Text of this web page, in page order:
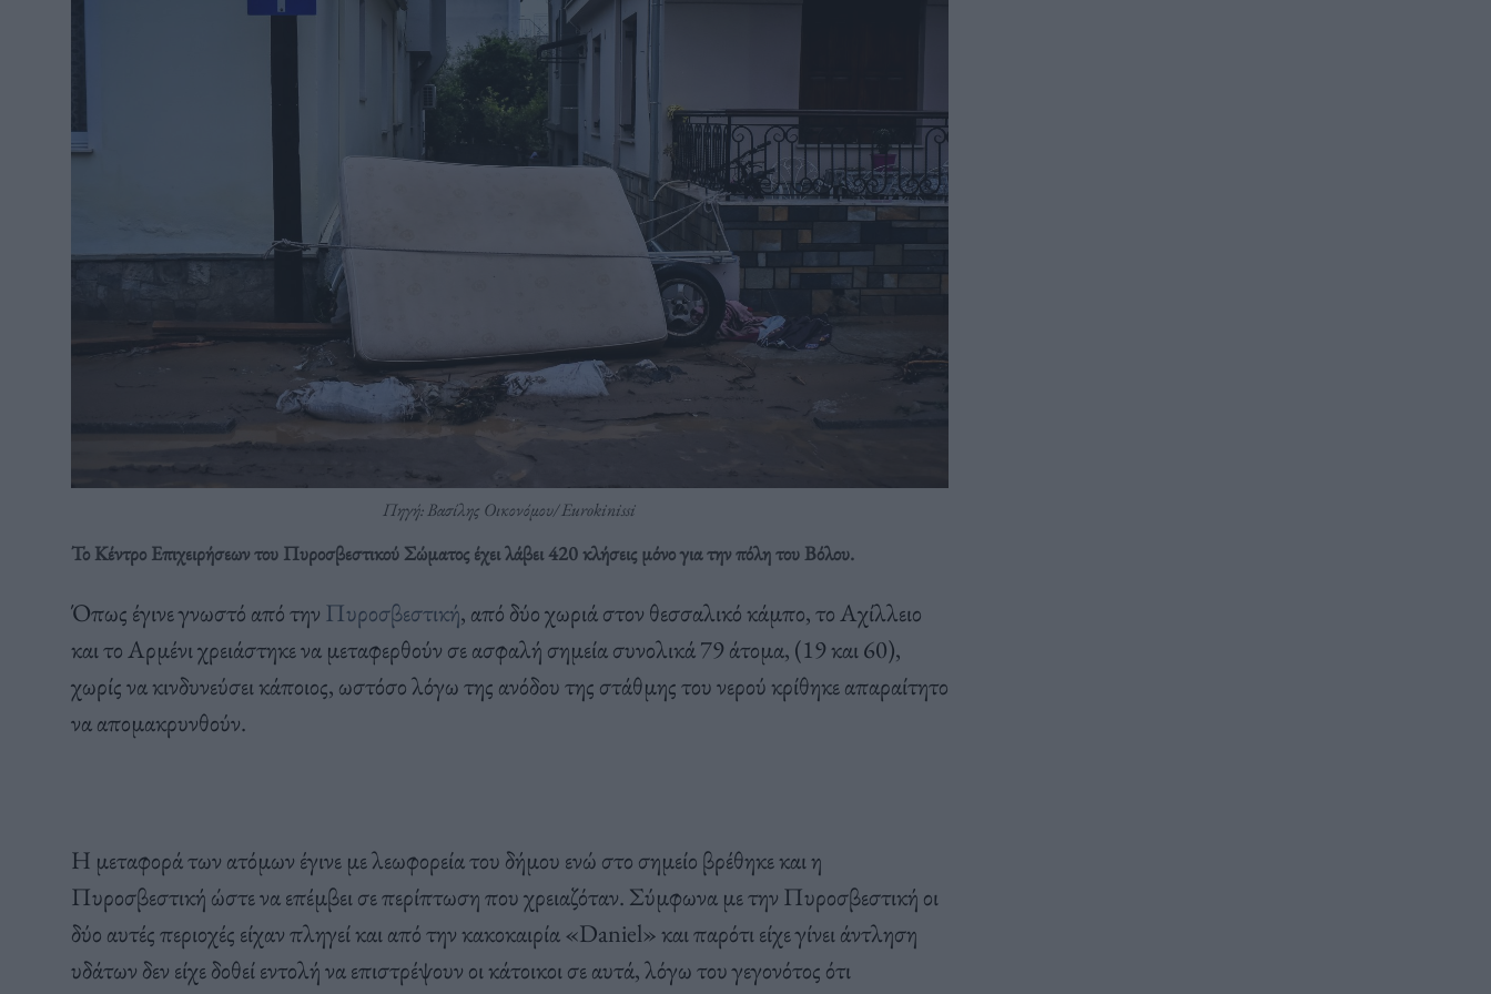
Πηγή: Βασίλης Οικονόμου/ Eurokinissi
Το Κέντρο Επιχειρήσεων του Πυροσβεστικού Σώματος έχει λάβει 420 κλήσεις μόνο για την πόλη του Βόλου.
Όπως έγινε γνωστό από την Πυροσβεστική, από δύο χωριά στον θεσσαλικό κάμπο, το Αχίλλειο
και το Αρμένι χρειάστηκε να μεταφερθούν σε ασφαλή σημεία συνολικά 79 άτομα, (19 και 60),
χωρίς να κινδυνεύσει κάποιος, ωστόσο λόγω της ανόδου της στάθμης του νερού κρίθηκε απαραίτητο
να απομακρυνθούν.
Η μεταφορά των ατόμων έγινε με λεωφορεία του δήμου ενώ στο σημείο βρέθηκε και η
Πυροσβεστική ώστε να επέμβει σε περίπτωση που χρειαζόταν. Σύμφωνα με την Πυροσβεστική οι
δύο αυτές περιοχές είχαν πληγεί και από την κακοκαιρία «Daniel» και παρότι είχε γίνει άντληση
υδάτων δεν είχε δοθεί εντολή να επιστρέψουν οι κάτοικοι σε αυτά, λόγω του γεγονότος ότι